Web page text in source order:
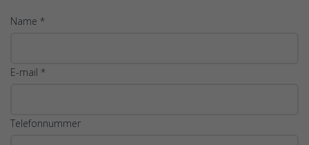
Name *
E-mail *
Telefonnummer